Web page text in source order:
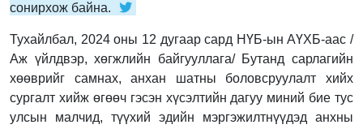
сонирхож байна.
Тухайлбал, 2024 оны 12 дугаар сард НҮБ-ын АҮХБ-аас /
Аж үйлдвэр, хөгжлийн байгууллага/ Бутанд сарлагийн
хөөврийг самнах, анхан шатны боловсруулалт хийх
сургалт хийж өгөөч гэсэн хүсэлтийн дагуу миний бие тус
улсын малчид, түүхий эдийн мэргэжилтнүүдэд анхны